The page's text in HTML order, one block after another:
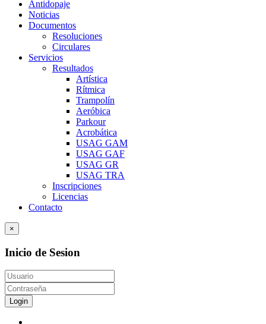
Antidopaje
Noticias
Documentos
Resoluciones
Circulares
Servicios
Resultados
Artística
Rítmica
Trampolín
Aeróbica
Parkour
Acrobática
USAG GAM
USAG GAF
USAG GR
USAG TRA
Inscripciones
Licencias
Contacto
×
Inicio de Sesion
Login